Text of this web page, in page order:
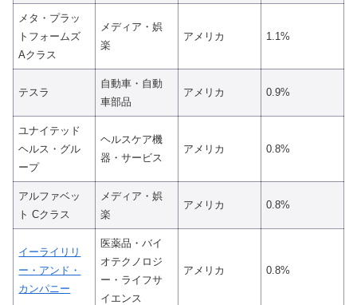
メタ・プラッ
トフォームズ
Aクラス
メディア・娯
楽
アメリカ 1.1%
テスラ
自動車・自動
車部品
アメリカ 0.9%
ユナイテッド
ヘルス・グル
ープ
ヘルスケア機
器・サービス
アメリカ 0.8%
アルファベッ
ト Cクラス
メディア・娯
楽
アメリカ 0.8%
イーライリリ
ー・アンド・
カンパニー
医薬品・バイ
オテクノロジ
ー・ライフサ
イエンス
アメリカ 0.8%